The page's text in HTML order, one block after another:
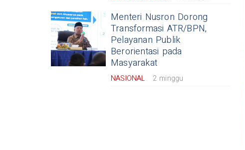
Menteri Nusron Dorong
Transformasi ATR/BPN,
Pelayanan Publik
Berorientasi pada
Masyarakat
NASIONAL 2 minggu